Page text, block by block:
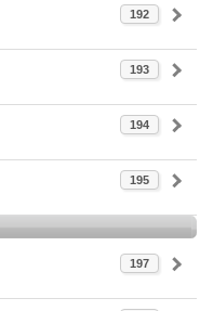
192
193
194
195
197